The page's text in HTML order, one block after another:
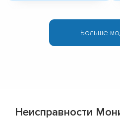
Больше
Неисправности